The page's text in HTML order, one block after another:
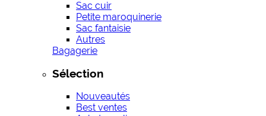
Sac cuir
Petite maroquinerie
Sac fantaisie
Autres
Bagagerie
Sélection
Nouveautés
Best ventes